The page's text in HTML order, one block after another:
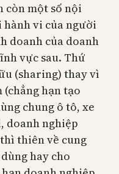
còn một số nội
hành vi của người
doanh của doanh
vực sau. Thứ
(sharing) thay vì
hạn tạo
chung ô tô, xe
doanh nghiệp
thiên về cung
hay cho